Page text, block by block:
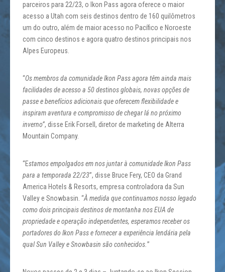
parceiros para 22/23, o Ikon Pass agora oferece o maior
acesso a Utah com seis destinos dentro de 160 quilômetros
um do outro, além de maior acesso no Pacífico e Noroeste
com cinco destinos e agora quatro destinos principais nos
Alpes Europeus.
“Os membros da comunidade Ikon Pass agora têm ainda mais
facilidades de acesso a 50 destinos globais, novas opções de
passe e benefícios adicionais que oferecem flexibilidade e
inspiram aventura e compromisso de chegar lá no próximo
inverno”, disse Erik Forsell, diretor de marketing de Alterra
Mountain Company.
“Estamos empolgados em nos juntar à comunidade Ikon Pass
para a temporada 22/23”, disse Bruce Fery, CEO da Grand
America Hotels & Resorts, empresa controladora da Sun
Valley e Snowbasin. “À medida que continuamos nosso legado
como dois principais destinos de montanha nos EUA de
propriedade e operação independentes, esperamos receber os
portadores do Ikon Pass e fornecer a experiência lendária pela
qual Sun Valley e Snowbasin são conhecidos.”